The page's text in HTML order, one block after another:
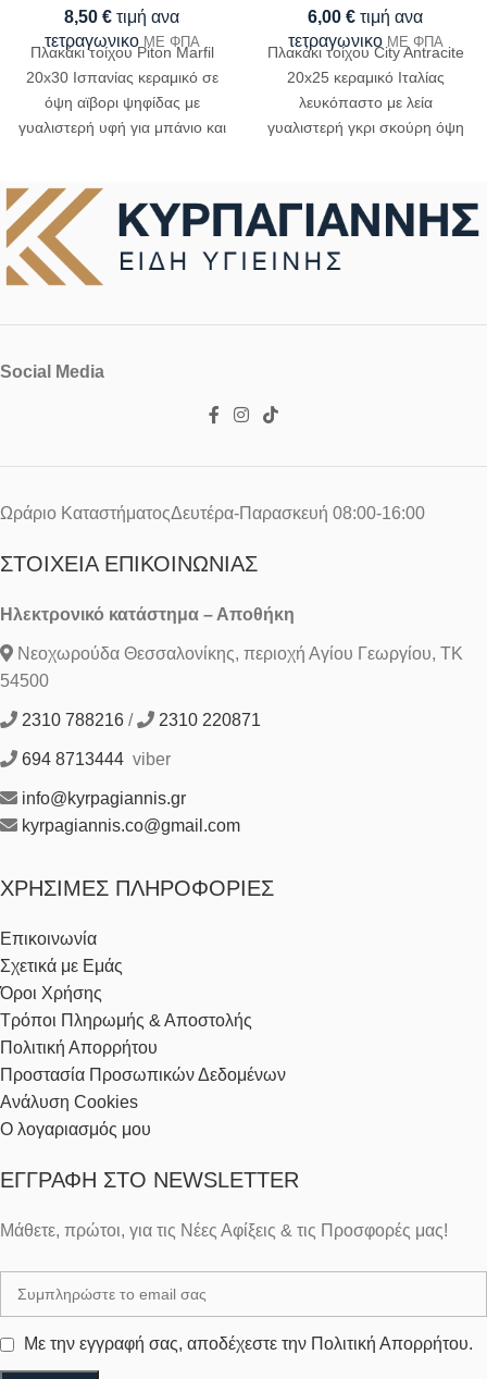
8,50 € τιμή ανα
τετραγωνικο ΜΕ ΦΠΑ
Πλακάκι τοίχου Piton Marfil
20x30 Ισπανίας κεραμικό σε
όψη αϊβορι ψηφίδας με
γυαλιστερή υφή για μπάνιο και
6,00 € τιμή ανα
τετραγωνικο ΜΕ ΦΠΑ
Πλακάκι τοίχου City Antracite
20x25 κεραμικό Ιταλίας
λευκόπαστο με λεία
γυαλιστερή γκρι σκούρη όψη
Social Media
Ωράριο ΚαταστήματοςΔευτέρα-Παρασκευή 08:00-16:00
ΣΤΟΙΧΕΊΑ ΕΠΙΚΟΙΝΩΝΊΑΣ
Ηλεκτρονικό κατάστημα – Αποθήκη
Νεοχωρούδα Θεσσαλονίκης, περιοχή Αγίου Γεωργίου, ΤΚ
54500
2310 788216 / 2310 220871
694 8713444 viber
info@kyrpagiannis.gr
kyrpagiannis.co@gmail.com
ΧΡΉΣΙΜΕΣ ΠΛΗΡΟΦΟΡΊΕΣ
Επικοινωνία
Σχετικά με Εμάς
Όροι Χρήσης
Τρόποι Πληρωμής & Αποστολής
Πολιτική Απορρήτου
Προστασία Προσωπικών Δεδομένων
Ανάλυση Cookies
Ο λογαριασμός μου
ΕΓΓΡΑΦΉ ΣΤΟ NEWSLETTER
Μάθετε, πρώτοι, για τις Νέες Αφίξεις & τις Προσφορές μας!
Με την εγγραφή σας, αποδέχεστε την Πολιτική Απορρήτου.